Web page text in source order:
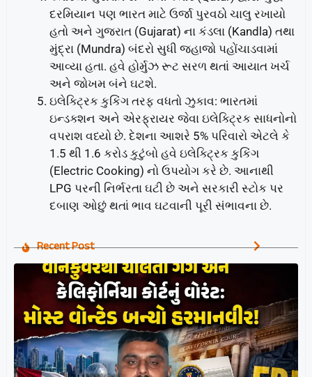
દરમિયાન પણ ભારત માટે ઉર્જા પુરવઠો ચાલુ રખાયો
હતો અને ગુજરાત (Gujarat) ના કંડલા (Kandla) તથા
મુંદ્રા (Mundra) બંદરો સુધી જહાજો પહોંચાડવામાં
આવ્યા હતા. હવે હોર્મુઝ રૂટ સરળ થતાં આયાત ખર્ચ
અને જોખમ બંને ઘટશે.
ઇલેક્ટ્રિક કુકિંગ તરફ વધતો ઝુકાવ: ભારતમાં
ઇન્ડક્શન અને એરફ્રાયર જેવા ઇલેક્ટ્રિક સાધનોનો
વપરાશ વધ્યો છે. દેશના આશરે 5% પરિવારો એટલે કે
1.5 થી 1.6 કરોડ કુટુંબો હવે ઇલેક્ટ્રિક કુકિંગ
(Electric Cooking) નો ઉપયોગ કરે છે. આનાથી
LPG પરની નિર્ભરતા ઘટી છે અને સરકારી સ્ટોક પર
દબાણ ઓછું થતાં ભાવ ઘટવાની પૂરી સંભાવના છે.
Recent Post